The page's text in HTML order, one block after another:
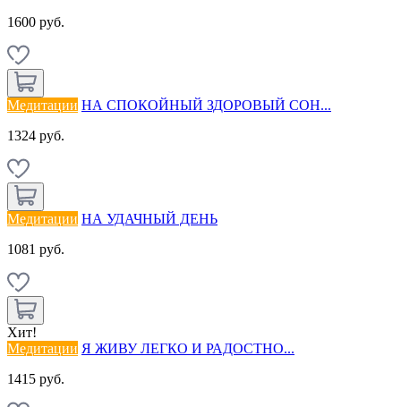
1600 руб.
Медитации НА СПОКОЙНЫЙ ЗДОРОВЫЙ СОН...
1324 руб.
Медитации НА УДАЧНЫЙ ДЕНЬ
1081 руб.
Хит!
Медитации Я ЖИВУ ЛЕГКО И РАДОСТНО...
1415 руб.